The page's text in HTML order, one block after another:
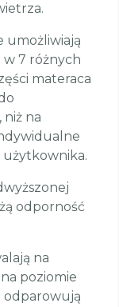
umożliwiają
w 7 różnych
materaca
na
odporność
na
poziomie
odparowują